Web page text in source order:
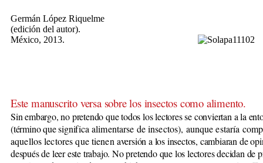
Germán López Riquelme
(edición del autor).
México, 2013.
Este manuscrito versa sobre los insectos como alimento.
Sin embargo, no pretendo que todos los lectores se conviertan a la
(término que significa alimentarse de insectos), aunque estaría
aquellos lectores que tienen aversión a los insectos, cambiaran de
después de leer este trabajo. No pretendo que los lectores decidan de